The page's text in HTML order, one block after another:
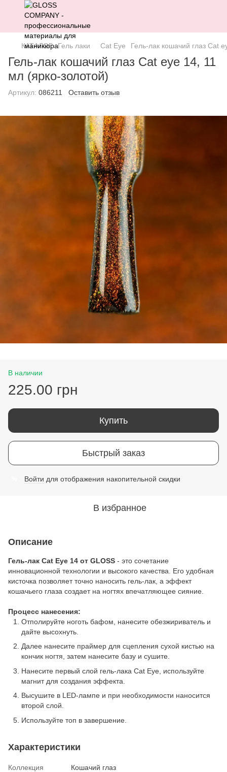
КАТАЛОГ Гель лаки Cat Eye Гель-лак кошачий глаз Cat
Гель-лак кошачий глаз Cat eye 14, 11
мл (ярко-золотой)
Артикул: 086211 Оставить отзыв
В наличии
225.00 грн
Купить
Быстрый заказ
Войти для отображения накопительной скидки
В избранное
Описание
Гель-лак Cat Eye 14 от GLOSS - это сочетание
инновационной технологии и высокого качества. Его удобная
кисточка позволяет точно наносить гель-лак, а эффект
кошачьего глаза создает на ногтях впечатляющее сияние.
Процесс нанесения:
Отполируйте ноготь бафом, нанесите обезжириватель и
дайте высохнуть.
Далее нанесите праймер для сцепления сухой кистью на
кончик ногтя, затем нанесите базу и сушите.
Нанесите первый слой гель-лака Cat Eye, используйте
магнит для создания эффекта.
Высушите в LED-лампе и при необходимости наносится
второй слой.
Используйте топ в завершение.
Характеристики
Коллекция
Кошачий глаз